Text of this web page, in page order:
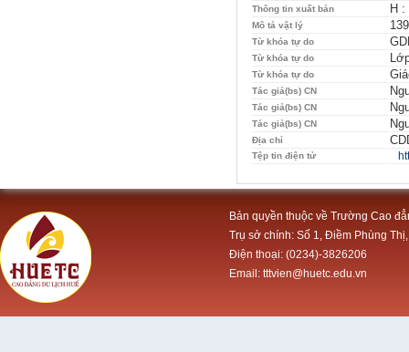
Thông tin xuất bản H :
Mô tả vật lý
Từ khóa tự do
Từ khóa tự do
Từ khóa tự do
Tác giả(bs) CN
Tác giả(bs) CN
Tác giả(bs) CN
Địa chỉ
Tệp tin điện tử
Bản quyền thuộc về Trường Cao
Trụ sở chính: Số 1, Điềm Phùng
Điện thoại: (0234)-3826206
Email: tttvien@huetc.edu.vn